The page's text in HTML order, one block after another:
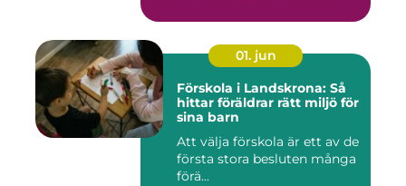
01. jun
Förskola i Landskrona: Så
hittar föräldrar rätt miljö för
sina barn
Att välja förskola är ett av de
första stora besluten många
förä...